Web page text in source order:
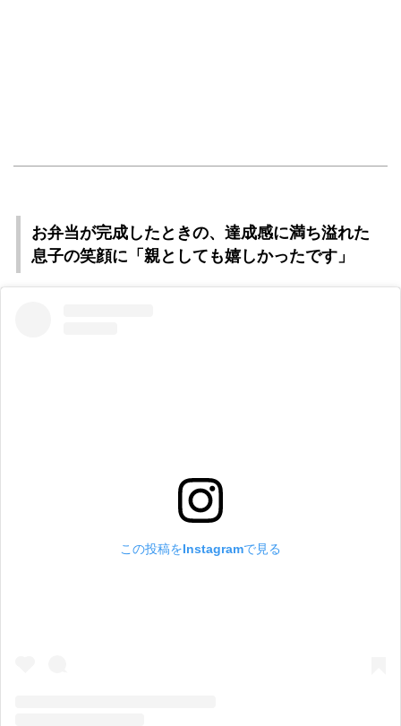
お弁当が完成したときの、達成感に満ち溢れた
息子の笑顔に「親としても嬉しかったです」
この投稿をInstagramで見る